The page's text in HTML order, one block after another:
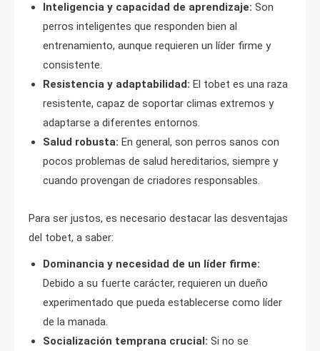
Inteligencia y capacidad de aprendizaje: Son
perros inteligentes que responden bien al
entrenamiento, aunque requieren un líder firme y
consistente.
Resistencia y adaptabilidad: El tobet es una raza
resistente, capaz de soportar climas extremos y
adaptarse a diferentes entornos.
Salud robusta: En general, son perros sanos con
pocos problemas de salud hereditarios, siempre y
cuando provengan de criadores responsables.
Para ser justos, es necesario destacar las desventajas
del tobet, a saber:
Dominancia y necesidad de un líder firme:
Debido a su fuerte carácter, requieren un dueño
experimentado que pueda establecerse como líder
de la manada.
Socialización temprana crucial: Si no se